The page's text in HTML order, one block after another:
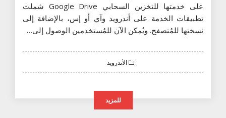
على خدمتها للتخزين السحابي Google Drive شملت
تطبيقات الخدمة على أندرويد وآي أو إس، بالإضافة إلى
نسختها للمُتصفح. ويُمكن الآن للمُستخدمين الوصول إلى…
الأندرويد
للمزيد